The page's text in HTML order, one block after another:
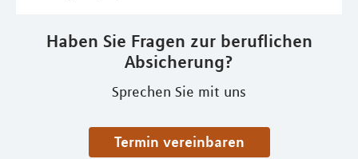
Haben Sie Fragen zur beruflichen
Absicherung?
Sprechen Sie mit uns
Termin vereinbaren